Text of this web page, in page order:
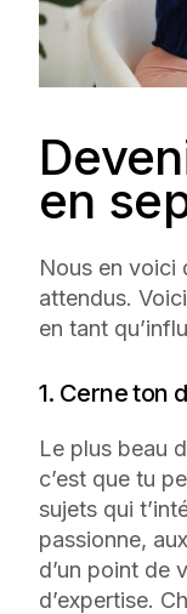
en
Nous en voici
attendus.
en tant
1. Cerne ton
Le plus beau
c’est que tu
sujets qui
passionne,
d’un point de
d’expertise.